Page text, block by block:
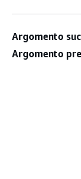
Argomento
Argomento